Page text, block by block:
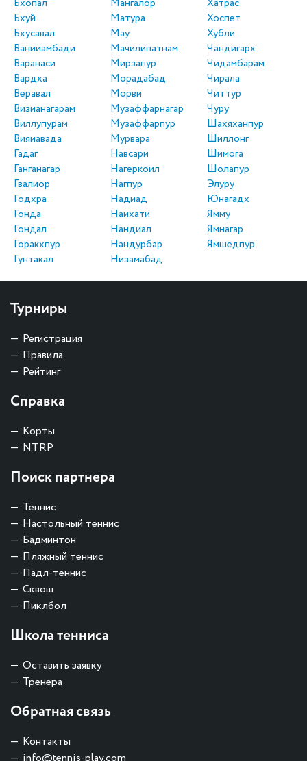
Бхопал
Бхуй
Бхусавал
Ванииамбади
Варанаси
Вардха
Веравал
Визианагарам
Виллупурам
Вияиавада
Гадаг
Ганганагар
Гвалиор
Годхра
Гонда
Гондал
Горакхпур
Гунтакал
Мангалор
Матура
Мау
Мачилипатнам
Мирзапур
Морадабад
Морви
Музаффарнагар
Музаффарпур
Мурвара
Навсари
Нагеркоил
Нагпур
Надиад
Наихати
Нандиал
Нандурбар
Низамабад
Хатрас
Хоспет
Хубли
Чандигарх
Чидамбарам
Чирала
Читтур
Чуру
Шахяханпур
Шиллонг
Шимога
Шолапур
Элуру
Юнагадх
Ямму
Ямнагар
Ямшедпур
Турниры
Регистрация
Правила
Рейтинг
Справка
Корты
NTRP
Поиск партнера
Теннис
Настольный теннис
Бадминтон
Пляжный теннис
Падл-теннис
Сквош
Пиклбол
Школа тенниса
Оставить заявку
Тренера
Обратная связь
Контакты